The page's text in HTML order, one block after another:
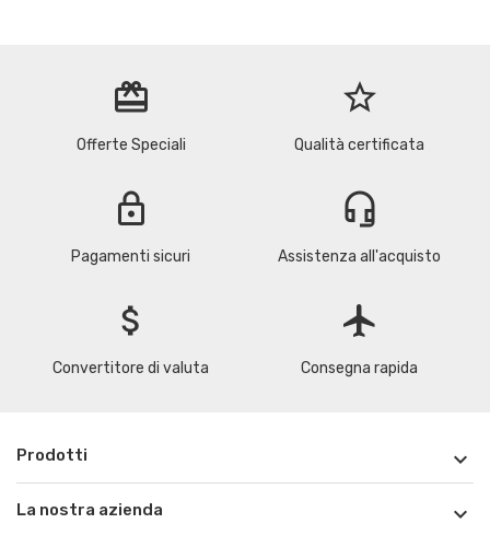
redeem
Offerte Speciali
star_border
Qualità certificata
lock
Pagamenti sicuri
headset_mic
Assistenza all'acquisto
attach_money
Convertitore di valuta
flight
Consegna rapida
Prodotti 
La nostra azienda 